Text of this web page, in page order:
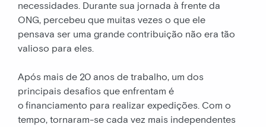
necessidades. Durante sua jornada à frente da
ONG, percebeu que muitas vezes o que ele
pensava ser uma grande contribuição não era tão
valioso para eles.
Após mais de 20 anos de trabalho, um dos
principais desafios que enfrentam é
o financiamento para realizar expedições. Com o
tempo, tornaram-se cada vez mais independentes